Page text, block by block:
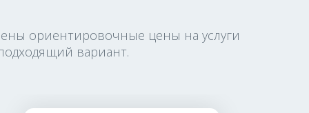
ориентировочные цены на услуги
вариант.